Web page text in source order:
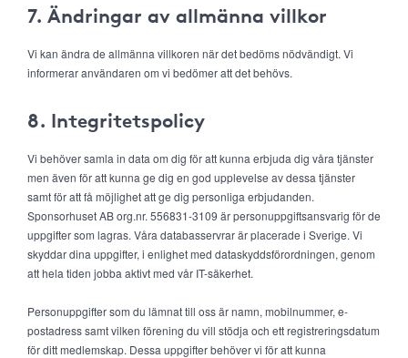
7. Ändringar av allmänna villkor
Vi kan ändra de allmänna villkoren när det bedöms nödvändigt. Vi
informerar användaren om vi bedömer att det behövs.
8. Integritetspolicy
Vi behöver samla in data om dig för att kunna erbjuda dig våra tjänster
men även för att kunna ge dig en god upplevelse av dessa tjänster
samt för att få möjlighet att ge dig personliga erbjudanden.
Sponsorhuset AB org.nr. 556831-3109 är personuppgiftsansvarig för de
uppgifter som lagras. Våra databasservrar är placerade i Sverige. Vi
skyddar dina uppgifter, i enlighet med dataskyddsförordningen, genom
att hela tiden jobba aktivt med vår IT-säkerhet.
Personuppgifter som du lämnat till oss är namn, mobilnummer, e-
postadress samt vilken förening du vill stödja och ett registreringsdatum
för ditt medlemskap. Dessa uppgifter behöver vi för att kunna